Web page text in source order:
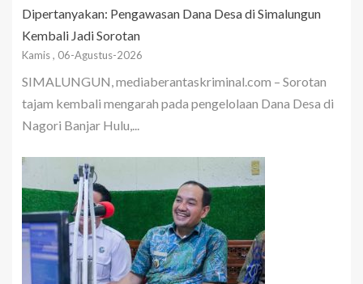
Dipertanyakan: Pengawasan Dana Desa di Simalungun
Kembali Jadi Sorotan
Kamis , 06-Agustus-2026
SIMALUNGUN, mediaberantaskriminal.com – Sorotan
tajam kembali mengarah pada pengelolaan Dana Desa di
Nagori Banjar Hulu,...